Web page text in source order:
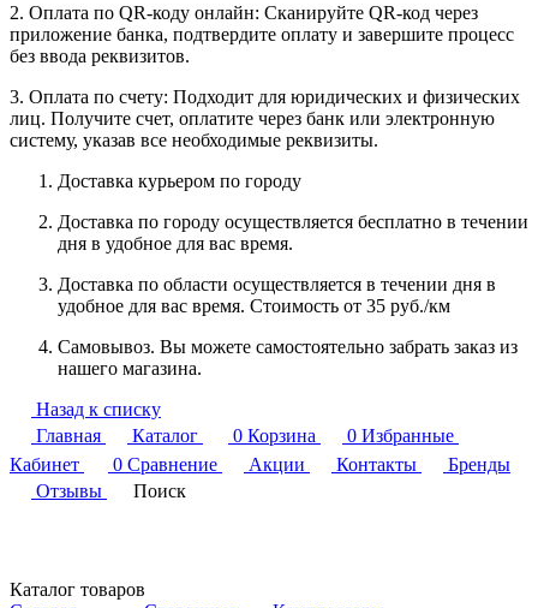
2. Оплата по QR-коду онлайн: Сканируйте QR-код через
приложение банка, подтвердите оплату и завершите процесс
без ввода реквизитов.
3. Оплата по счету: Подходит для юридических и физических
лиц. Получите счет, оплатите через банк или электронную
систему, указав все необходимые реквизиты.
Доставка курьером по городу
Доставка по городу осуществляется бесплатно в течении
дня в удобное для вас время.
Доставка по области осуществляется в течении дня в
удобное для вас время. Стоимость от 35 руб./км
Самовывоз. Вы можете самостоятельно забрать заказ из
нашего магазина.
Назад к списку
Главная
Каталог 0 Корзина 0 Избранные
Кабинет
0 Сравнение Акции Контакты
Бренды
Отзывы
Поиск
Каталог товаров